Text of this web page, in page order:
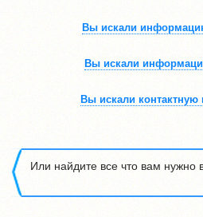
Вы искали
Вы искали
Вы искали
Или найдите все что вам нужно